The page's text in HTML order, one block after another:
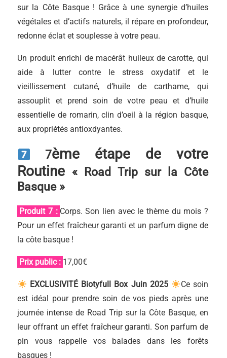
sur la Côte Basque ! Grâce à une synergie d’huiles
végétales et d’actifs naturels, il répare en profondeur,
redonne éclat et souplesse à votre peau.
Un produit enrichi de macérât huileux de carotte, qui
aide à lutter contre le stress oxydatif et le
vieillissement cutané, d’huile de carthame, qui
assouplit et prend soin de votre peau et d’huile
essentielle de romarin, clin d’oeil à la région basque,
aux propriétés antioxdyantes.
7ème étape de votre
Routine « Road Trip sur la Côte
Basque »
Produit 7 : Corps. Son lien avec le thème du mois ?
Pour un effet fraîcheur garanti et un parfum digne de
la côte basque !
Prix public : 17,00€
EXCLUSIVITÉ Biotyfull Box Juin 2025
Ce soin
est idéal pour prendre soin de vos pieds après une
journée intense de Road Trip sur la Côte Basque, en
leur offrant un effet fraîcheur garanti. Son parfum de
pin vous rappelle vos balades dans les forêts
basques !